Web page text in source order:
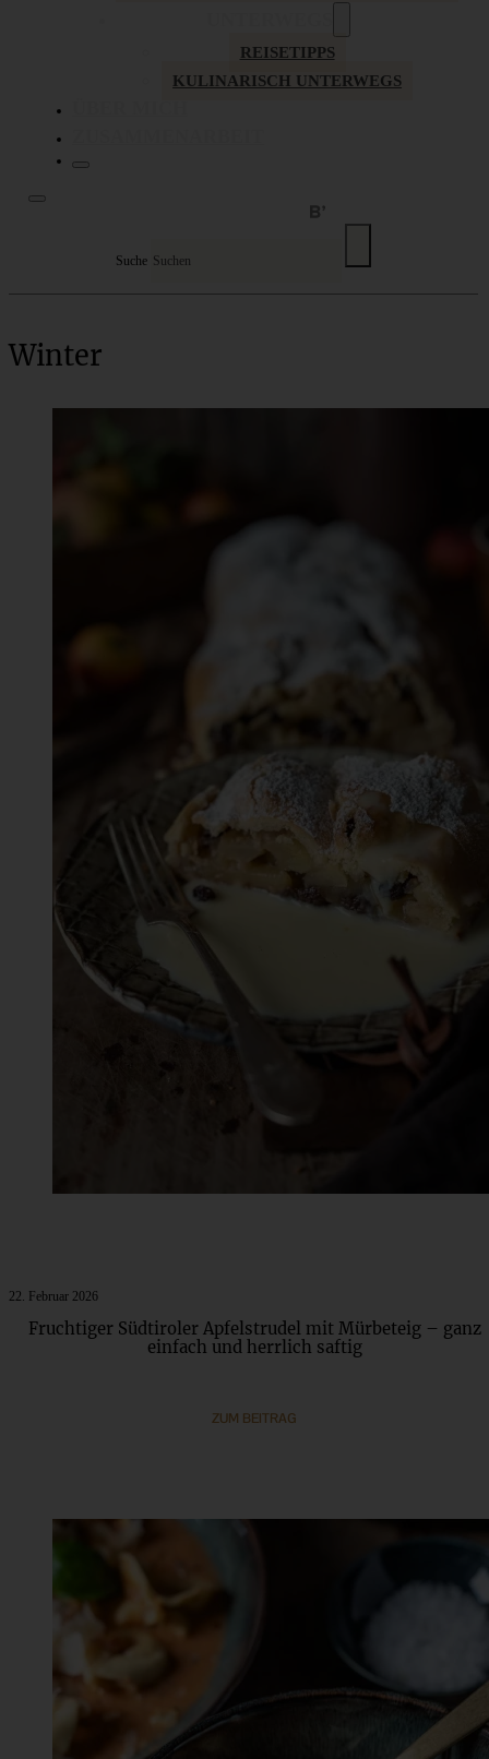
REISETIPPS
KULINARISCH UNTERWEGS
Suche
Winter
22. Februar 2026
ZUM BEITRAG
Fruchtiger Südtiroler Apfelstrudel mit Mürbeteig – ganz
einfach und herrlich saftig